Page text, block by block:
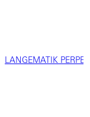
LANGEMATIK